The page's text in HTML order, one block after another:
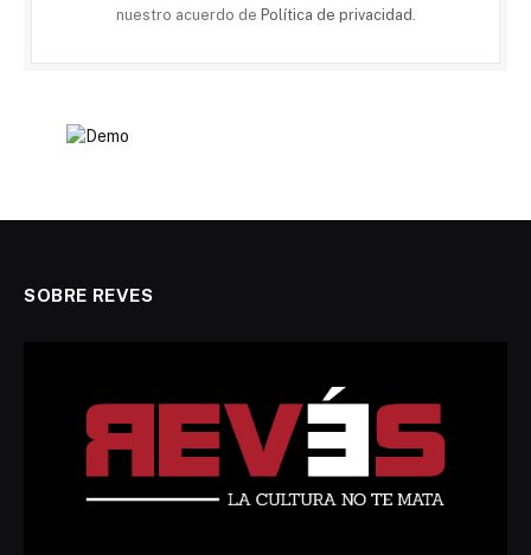
nuestro acuerdo de Política de privacidad .
SOBRE REVES